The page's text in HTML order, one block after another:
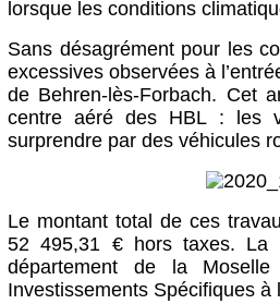
lorsque les conditions
Sans désagrément pour les
excessives observées à
de Behren-lès-Forbach. Cet
centre aéré des HBL : les
surprendre par des véhicules
Le montant total de ces
52 495,31 € hors taxes. La
département de la
Investissements Spécifiques